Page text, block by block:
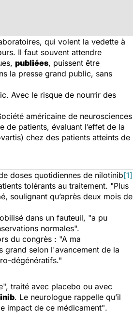
qui volent la vedette à
Il faut souvent attendre
publiées, puissent être
la presse grand public, sans
Avec le risque de nourrir des
américaine de neurosciences
de patients, évaluant l’effet de la
chez des patients atteints de
doses quotidiennes de nilotinib[1]
tolérants au traitement. "Plus
soulignant qu’après deux mois de
dans un fauteuil, "a pu
normales".
du congrès : "A ma
grand selon l'avancement de la
dégénératifs."
traité avec placebo ou avec
. Le neurologue rappelle qu’il
impact de ce médicament".